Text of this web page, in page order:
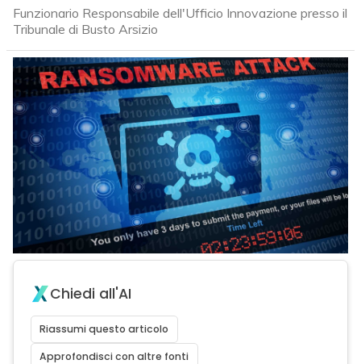
Funzionario Responsabile dell'Ufficio Innovazione presso il
Tribunale di Busto Arsizio
Chiedi all'AI
Riassumi questo articolo
Approfondisci con altre fonti